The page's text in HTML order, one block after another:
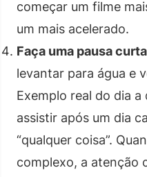
começar um filme
um mais acelerado.
Faça uma pausa
levantar para água e
Exemplo real do dia
assistir após um dia
“qualquer coisa”.
complexo, a atenção